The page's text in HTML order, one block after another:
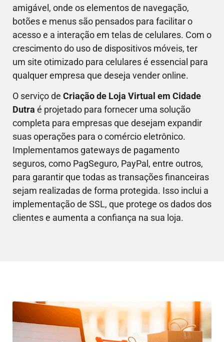
amigável, onde os elementos de navegação,
botões e menus são pensados para facilitar o
acesso e a interação em telas de celulares. Com o
crescimento do uso de dispositivos móveis, ter
um site otimizado para celulares é essencial para
qualquer empresa que deseja vender online.
O serviço de Criação de Loja Virtual em Cidade
Dutra é projetado para fornecer uma solução
completa para empresas que desejam expandir
suas operações para o comércio eletrônico.
Implementamos gateways de pagamento
seguros, como PagSeguro, PayPal, entre outros,
para garantir que todas as transações financeiras
sejam realizadas de forma protegida. Isso inclui a
implementação de SSL, que protege os dados dos
clientes e aumenta a confiança na sua loja.